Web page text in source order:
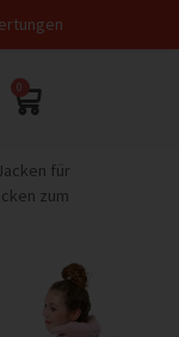
0
für
zum